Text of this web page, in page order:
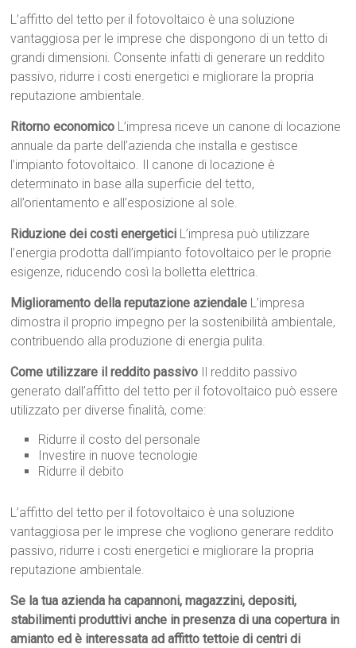
L’affitto del tetto per il fotovoltaico è una soluzione
vantaggiosa per le imprese che dispongono di un tetto di
grandi dimensioni. Consente infatti di generare un reddito
passivo, ridurre i costi energetici e migliorare la propria
reputazione ambientale.
Ritorno economico L’impresa riceve un canone di locazione
annuale da parte dell’azienda che installa e gestisce
l’impianto fotovoltaico. Il canone di locazione è
determinato in base alla superficie del tetto,
all’orientamento e all’esposizione al sole.
Riduzione dei costi energetici L’impresa può utilizzare
l’energia prodotta dall’impianto fotovoltaico per le proprie
esigenze, riducendo così la bolletta elettrica.
Miglioramento della reputazione aziendale L’impresa
dimostra il proprio impegno per la sostenibilità ambientale,
contribuendo alla produzione di energia pulita.
Come utilizzare il reddito passivo Il reddito passivo
generato dall’affitto del tetto per il fotovoltaico può essere
utilizzato per diverse finalità, come:
Ridurre il costo del personale
Investire in nuove tecnologie
Ridurre il debito
L’affitto del tetto per il fotovoltaico è una soluzione
vantaggiosa per le imprese che vogliono generare reddito
passivo, ridurre i costi energetici e migliorare la propria
reputazione ambientale.
Se la tua azienda ha capannoni, magazzini, depositi,
stabilimenti produttivi anche in presenza di una copertura in
amianto ed è interessata ad affitto tettoie di centri di